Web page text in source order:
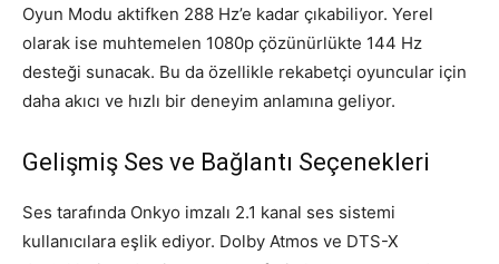
Oyun Modu aktifken 288 Hz’e kadar çıkabiliyor. Yerel
olarak ise muhtemelen 1080p çözünürlükte 144 Hz
desteği sunacak. Bu da özellikle rekabetçi oyuncular için
daha akıcı ve hızlı bir deneyim anlamına geliyor.
Gelişmiş Ses ve Bağlantı Seçenekleri
Ses tarafında Onkyo imzalı 2.1 kanal ses sistemi
kullanıcılara eşlik ediyor. Dolby Atmos ve DTS-X